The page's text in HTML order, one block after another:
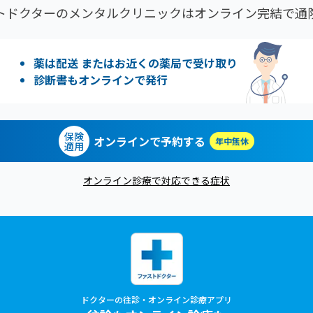
ドクターのメンタルクリニックはオンライン完結で通
薬は配送 またはお近くの薬局で受け取り
診断書もオンラインで発行
保険
適用 オンラインで予約する 年中無休
オンライン診療で対応できる症状
ドクターの往診・オンライン診療アプリ